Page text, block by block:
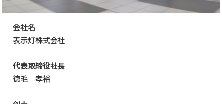
会社名
表示灯株式会社
代表取締役社長
徳毛 孝裕